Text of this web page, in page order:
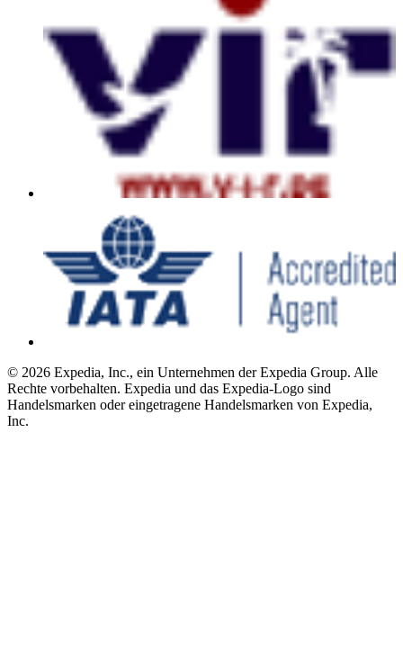
© 2026 Expedia, Inc., ein Unternehmen der Expedia Group. Alle
Rechte vorbehalten. Expedia und das Expedia-Logo sind
Handelsmarken oder eingetragene Handelsmarken von Expedia,
Inc.